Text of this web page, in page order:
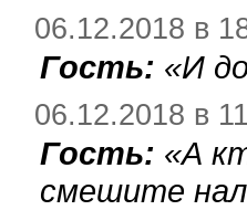
06.12.2018 в
Гость: «И
06.12.2018 в
Гость: «А
смешите